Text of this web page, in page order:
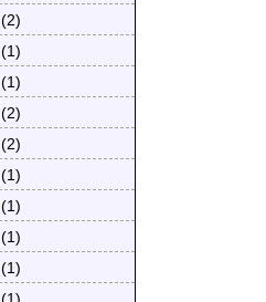
(2)
(1)
(1)
(2)
(2)
(1)
(1)
(1)
(1)